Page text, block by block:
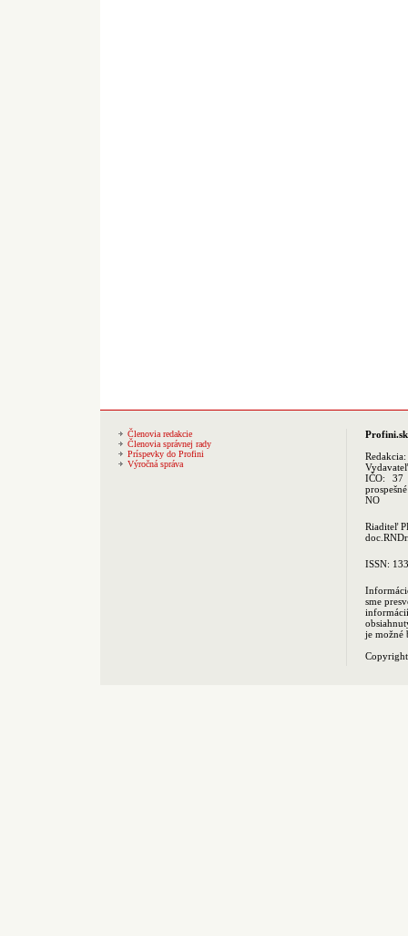
Členovia redakcie
Členovia správnej rady
Príspevky do Profini
Výročná správa
Profini.sk
Redakcia:
IČO: 37
NO
Riaditeľ
ISSN:
sme
je možné